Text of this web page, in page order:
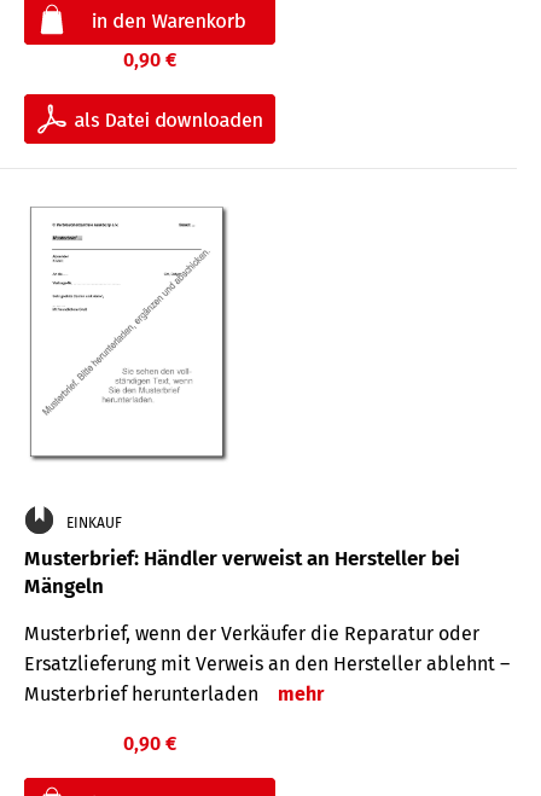
0,90 €
EINKAUF
Musterbrief: Händler verweist an Hersteller bei
Mängeln
Musterbrief, wenn der Verkäufer die Reparatur oder
Ersatzlieferung mit Verweis an den Hersteller ablehnt –
Musterbrief herunterladen
mehr
0,90 €